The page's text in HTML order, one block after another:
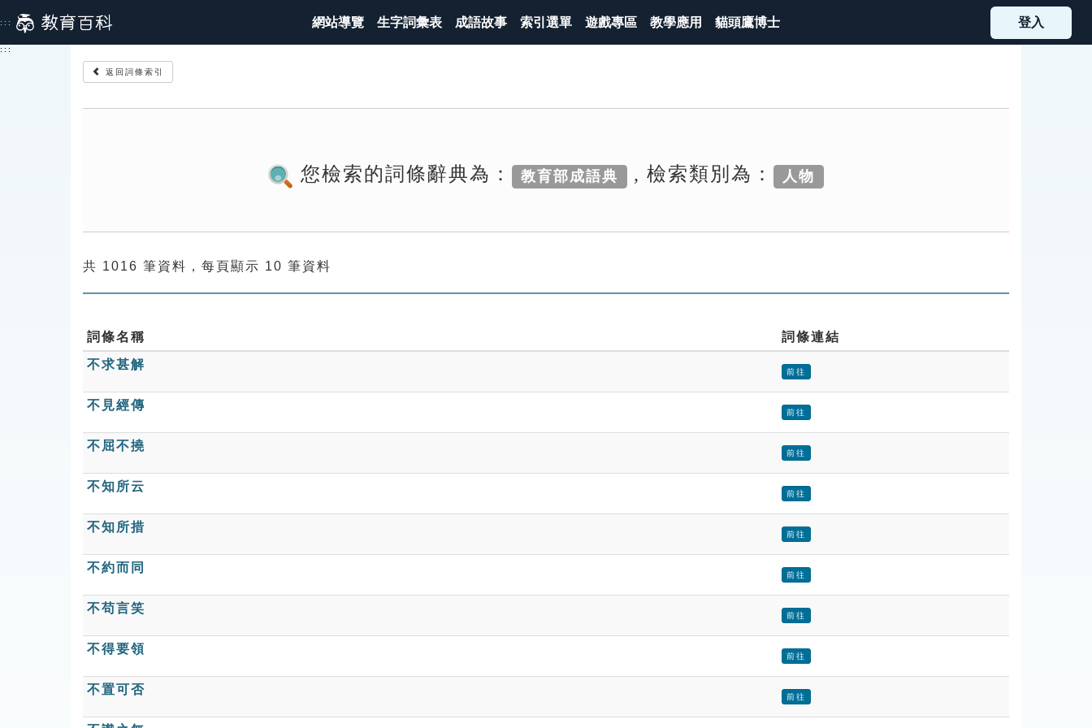
到
主
::: 網站導覽 生字詞彙表 成語故事 索引選單 遊戲專區 教學應用 貓頭鷹博士 登入
:::
返回詞條索引
您檢索的詞條辭典為： 教育部成語典 , 檢索類別為： 人物
共 1016 筆資料，每頁顯示 10 筆資料
詞條名稱
詞條連結
不求甚解
前往
不見經傳
前往
不屈不撓
前往
不知所云
前往
不知所措
前往
不約而同
前往
不苟言笑
前往
不得要領
前往
不置可否
前往